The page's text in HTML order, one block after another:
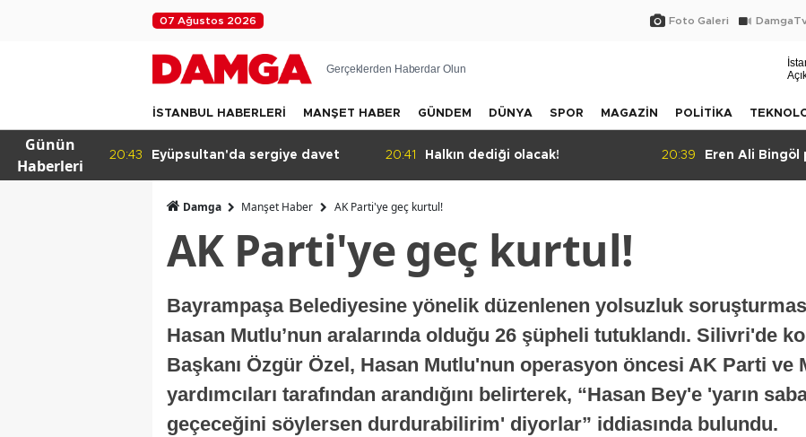
07 Ağustos 2026 Foto Galeri
Gerçeklerden Haberdar Olun
İSTANBUL HABERLERİ MANŞET HABER GÜNDEM DÜNYA SPOR MAGAZİN POLİTİKA
Günün
Haberleri
20:43 Eyüpsultan'da sergiye davet 20:41 Halkın dediği olacak! 20:39 Eren Ali
Damga Manşet Haber AK Parti'ye geç kurtul!
AK Parti'ye geç kurtul!
Bayrampaşa Belediyesine yönelik düzenlenen yolsuzluk
Hasan Mutlu’nun aralarında olduğu 26 şüpheli tutuklandı. Silivri'de
Başkanı Özgür Özel, Hasan Mutlu'nun operasyon öncesi AK Parti ve
yardımcıları tarafından arandığını belirterek, “Hasan Bey'e 'yarın
geçeceğini söylersen durdurabilirim' diyorlar” iddiasında bulundu.